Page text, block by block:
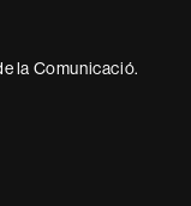
la Comunicació.